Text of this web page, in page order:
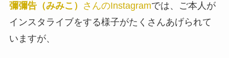
彌彌告（みみこ） さんのInstagramでは、ご本人が
インスタライブをする様子がたくさんあげられて
いますが、